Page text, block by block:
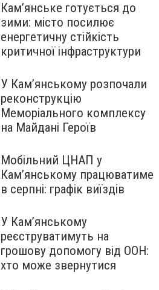
Кам’янське готується до
зими: місто посилює
енергетичну стійкість
критичної інфраструктури
У Кам’янському розпочали
реконструкцію
Меморіального комплексу
на Майдані Героїв
Мобільний ЦНАП у
Кам’янському працюватиме
в серпні: графік виїздів
У Кам’янському
реєструватимуть на
грошову допомогу від ООН:
хто може звернутися